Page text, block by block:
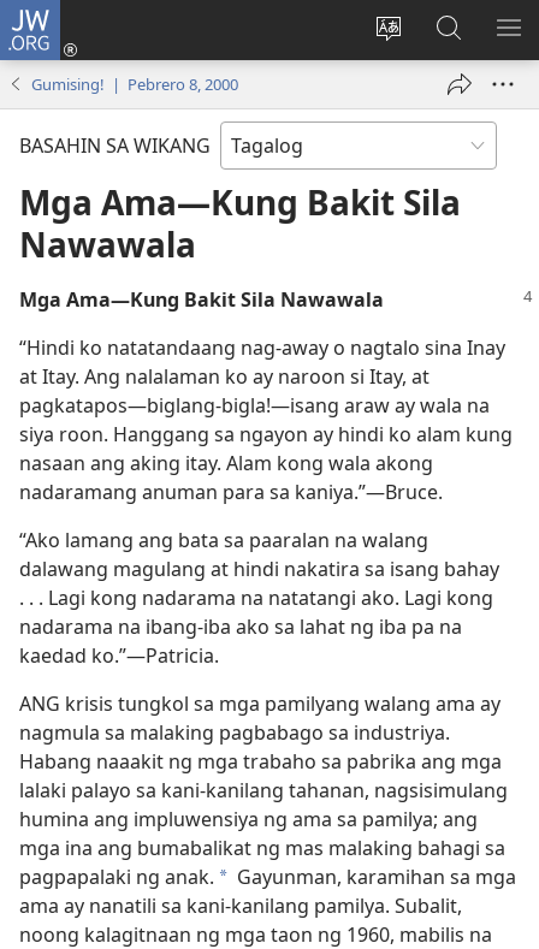
JW.ORG
Baguhin
ng
Mag-
log
bubukas
bagong
window)
sa
JW.ORG
Gumising! | Pebrero 8, 2000
BASAHIN SA WIKANG
Mga Ama—Kung Bakit Sila
Nawawala
Mga Ama​—Kung Bakit Sila Nawawala
“Hindi ko natatandaang nag-away o nagtalo sina Inay
at Itay. Ang nalalaman ko ay naroon si Itay, at
pagkatapos​—biglang-bigla!​—isang araw ay wala na
siya roon. Hanggang sa ngayon ay hindi ko alam kung
nasaan ang aking itay. Alam kong wala akong
nadaramang anuman para sa kaniya.”​—Bruce.
“Ako lamang ang bata sa paaralan na walang
dalawang magulang at hindi nakatira sa isang bahay
. . . Lagi kong nadarama na natatangi ako. Lagi kong
nadarama na ibang-iba ako sa lahat ng iba pa na
kaedad ko.”​—Patricia.
ANG krisis tungkol sa mga pamilyang walang ama ay
nagmula sa malaking pagbabago sa industriya.
Habang naaakit ng mga trabaho sa pabrika ang mga
lalaki palayo sa kani-kanilang tahanan, nagsisimulang
humina ang impluwensiya ng ama sa pamilya; ang
mga ina ang bumabalikat ng mas malaking bahagi sa
pagpapalaki ng anak. * Gayunman, karamihan sa mga
ama ay nanatili sa kani-kanilang pamilya. Subalit,
noong kalagitnaan ng mga taon ng 1960, mabilis na